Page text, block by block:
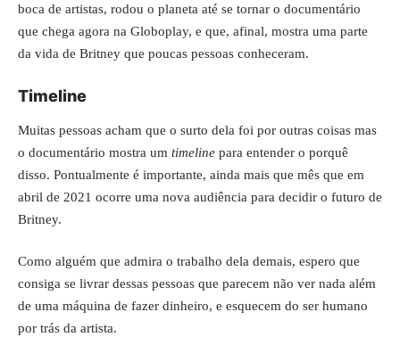
boca de artistas, rodou o planeta até se tornar o documentário
que chega agora na Globoplay, e que, afinal, mostra uma parte
da vida de Britney que poucas pessoas conheceram.
Timeline
Muitas pessoas acham que o surto dela foi por outras coisas mas
o documentário mostra um timeline para entender o porquê
disso. Pontualmente é importante, ainda mais que mês que em
abril de 2021 ocorre uma nova audiência para decidir o futuro de
Britney.
Como alguém que admira o trabalho dela demais, espero que
consiga se livrar dessas pessoas que parecem não ver nada além
de uma máquina de fazer dinheiro, e esquecem do ser humano
por trás da artista.